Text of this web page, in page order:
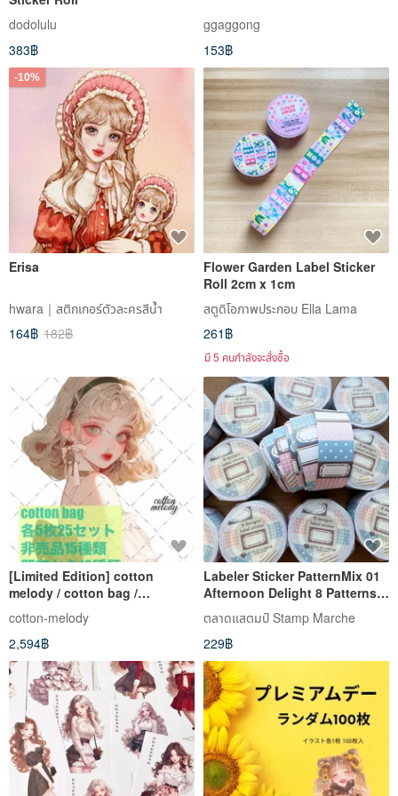
dodolulu
383฿
ggaggong
153฿
-10%
Erisa
hwara｜สติกเกอร์ตัวละครสีน้ำ
164฿ 182฿
Flower Garden Label Sticker
Roll 2cm x 1cm
สตูดิโอภาพประกอบ Ella Lama
261฿
มี 5 คนกำลังจะสั่งซื้อ
[Limited Edition] cotton
melody / cotton bag /
Character Stickers Original
Stickers Original Character
Stickers Stickers [SALE]
cotton-melody
2,594฿
Labeler Sticker PatternMix 01
Afternoon Delight 8 Patterns
Roll Stickers Blue Brown Navy
Pink lm-01
ตลาดแสตมป์ Stamp Marche
229฿